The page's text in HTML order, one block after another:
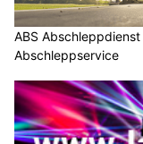
ABS
Abschleppservice